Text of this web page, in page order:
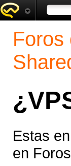
Foros
Estas
en